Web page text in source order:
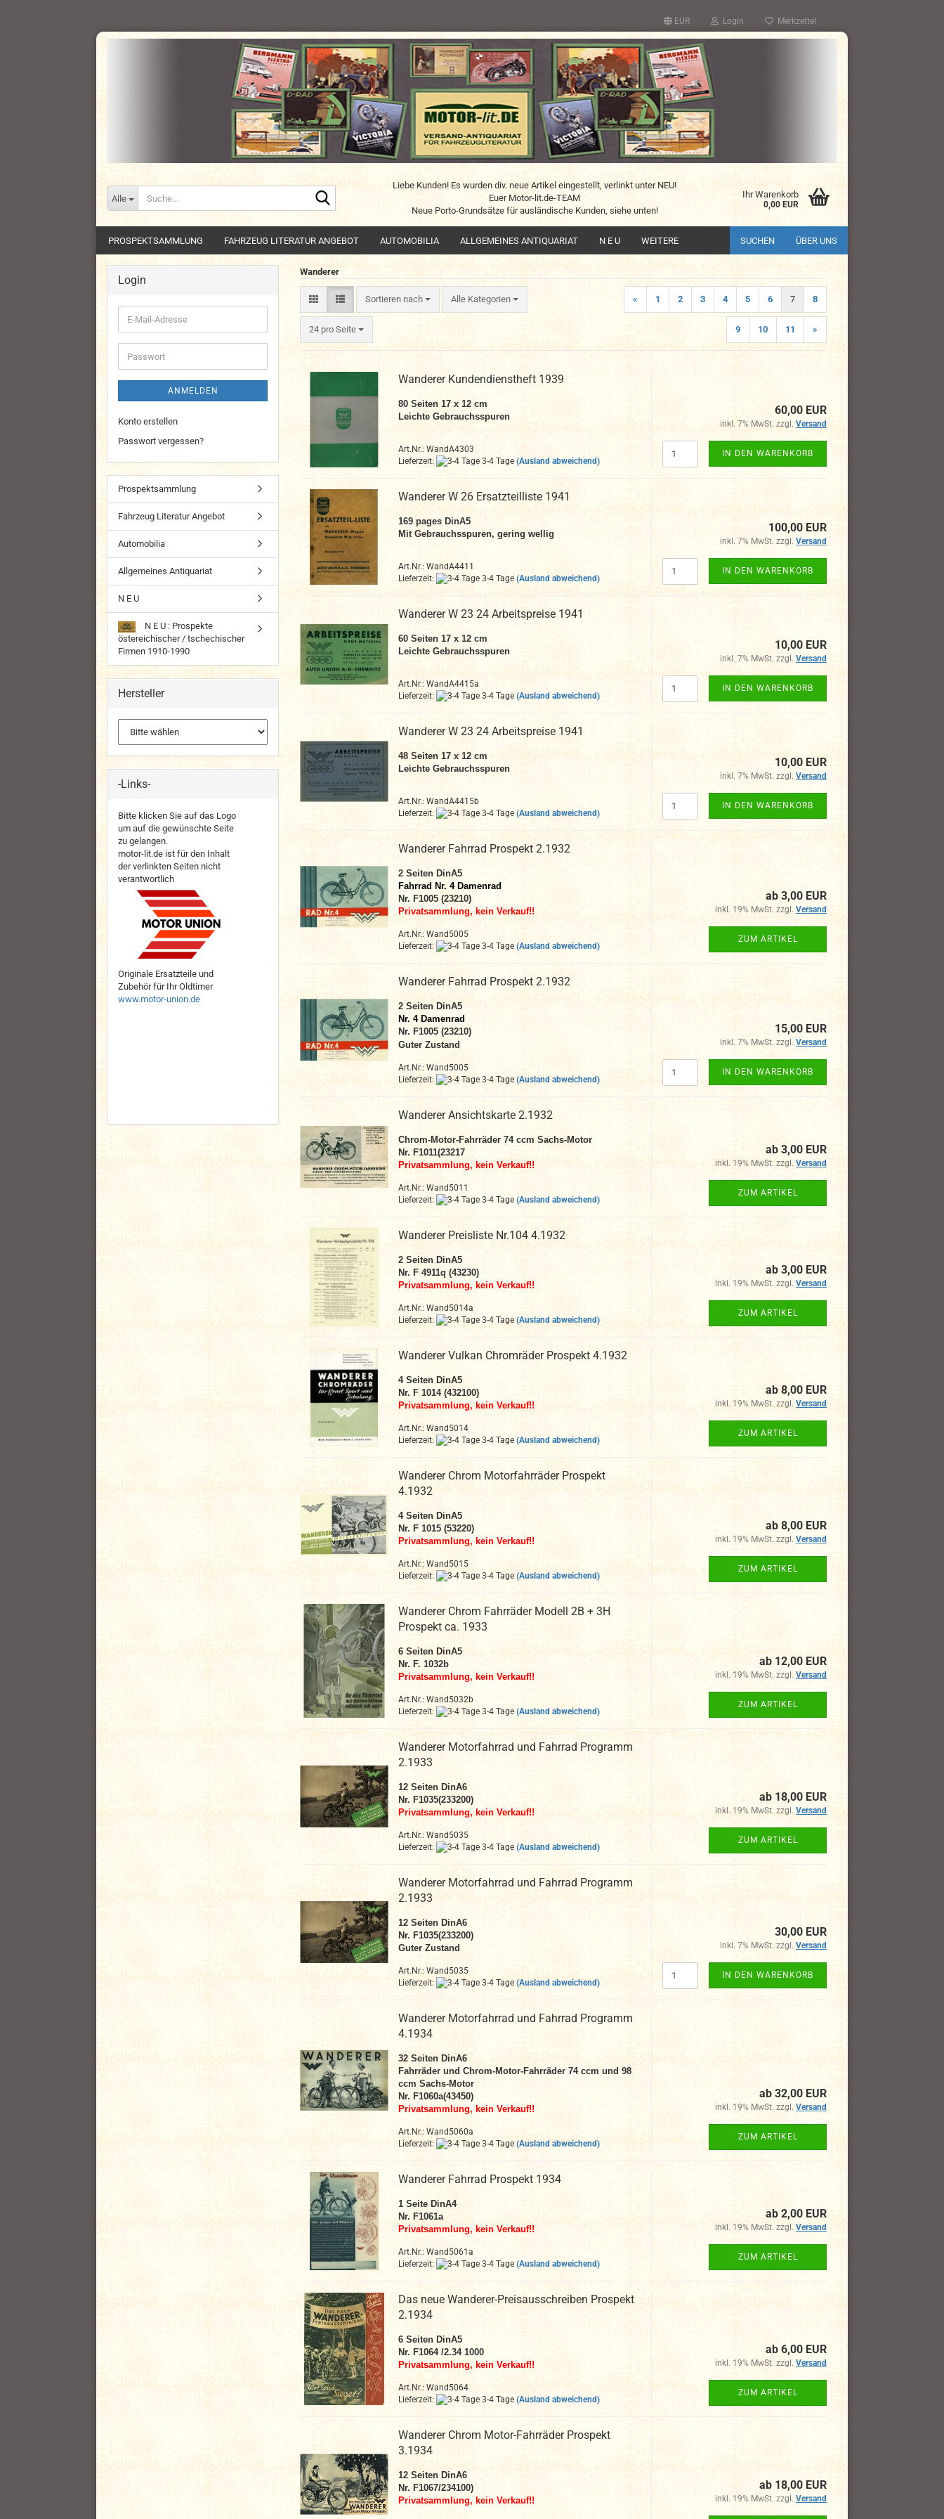
EUR Login Merkzettel
Alle
Liebe Kunden! Es wurden div. neue Artikel eingestellt, verlinkt unter NEU!
Euer Motor-lit.de-TEAM
Neue Porto-Grundsätze für ausländische Kunden, siehe unten!
Ihr Warenkorb
0,00 EUR
PROSPEKTSAMMLUNG FAHRZEUG LITERATUR ANGEBOT AUTOMOBILIA ALLGEMEINES ANTIQUARIAT N E U SUCHEN ÜBER UNS
WEITERE
Wanderer
Sortieren nach
Sortieren nach Alle Kategorien
24 pro Seite
pro Seite
« 1 2 3 4 5 6 7 8
9 10 11 »
Wanderer Kundendienstheft 1939
80 Seiten 17 x 12 cm
Leichte Gebrauchsspuren
Art.Nr.: WandA4303
Lieferzeit:
3-4 Tage (Ausland abweichend)
60,00 EUR
inkl. 7% MwSt. zzgl. Versand
IN DEN WARENKORB
Wanderer W 26 Ersatzteilliste 1941
169pages DinA5
Mit Gebrauchsspuren, gering wellig
Art.Nr.: WandA4411
Lieferzeit:
3-4 Tage (Ausland abweichend)
100,00 EUR
inkl. 7% MwSt. zzgl. Versand
IN DEN WARENKORB
Wanderer W 23 24 Arbeitspreise 1941
60 Seiten 17 x 12 cm
Leichte Gebrauchsspuren
Art.Nr.: WandA4415a
Lieferzeit:
3-4 Tage (Ausland abweichend)
10,00 EUR
inkl. 7% MwSt. zzgl. Versand
IN DEN WARENKORB
Wanderer W 23 24 Arbeitspreise 1941
48 Seiten 17 x 12 cm
Leichte Gebrauchsspuren
Art.Nr.: WandA4415b
Lieferzeit:
3-4 Tage (Ausland abweichend)
10,00 EUR
inkl. 7% MwSt. zzgl. Versand
IN DEN WARENKORB
Wanderer Fahrrad Prospekt 2.1932
2Seiten DinA5
Fahrrad Nr. 4 Damenrad
Nr. F1005 (23210)
Privatsammlung, kein Verkauf!!
Art.Nr.: Wand5005
Lieferzeit:
3-4 Tage (Ausland abweichend)
ab 3,00 EUR
inkl. 19% MwSt. zzgl. Versand
ZUM ARTIKEL
Wanderer Fahrrad Prospekt 2.1932
2 Seiten DinA5
Nr. 4 Damenrad
Nr. F1005 (23210)
Guter Zustand
Art.Nr.: Wand5005
Lieferzeit:
3-4 Tage (Ausland abweichend)
15,00 EUR
inkl. 7% MwSt. zzgl. Versand
IN DEN WARENKORB
Wanderer Ansichtskarte 2.1932
Chrom-Motor-Fahrräder 74 ccm Sachs-Motor
Nr. F1011(23217
Privatsammlung, kein Verkauf!!
Art.Nr.: Wand5011
Lieferzeit:
3-4 Tage (Ausland abweichend)
ab 3,00 EUR
inkl. 19% MwSt. zzgl. Versand
ZUM ARTIKEL
Wanderer Preisliste Nr.104 4.1932
2 Seiten DinA5
Nr. F 4911q (43230)
Privatsammlung, kein Verkauf!!
Art.Nr.: Wand5014a
Lieferzeit:
3-4 Tage (Ausland abweichend)
ab 3,00 EUR
inkl. 19% MwSt. zzgl. Versand
ZUM ARTIKEL
Wanderer Vulkan Chromräder Prospekt 4.1932
4 Seiten DinA5
Nr. F 1014 (432100)
Privatsammlung, kein Verkauf!!
Art.Nr.: Wand5014
Lieferzeit:
3-4 Tage (Ausland abweichend)
ab 8,00 EUR
inkl. 19% MwSt. zzgl. Versand
ZUM ARTIKEL
Wanderer Chrom Motorfahrräder Prospekt
4.1932
4 Seiten DinA5
Nr. F 1015 (53220)
Privatsammlung, kein Verkauf!!
Art.Nr.: Wand5015
Lieferzeit:
3-4 Tage (Ausland abweichend)
ab 8,00 EUR
inkl. 19% MwSt. zzgl. Versand
ZUM ARTIKEL
Wanderer Chrom Fahrräder Modell 2B + 3H
Prospekt ca. 1933
6 Seiten DinA5
Nr. F. 1032b
Privatsammlung, kein Verkauf!!
Art.Nr.: Wand5032b
Lieferzeit:
3-4 Tage (Ausland abweichend)
ab 12,00 EUR
inkl. 19% MwSt. zzgl. Versand
ZUM ARTIKEL
Wanderer Motorfahrrad und Fahrrad Programm
2.1933
12 Seiten DinA6
Nr. F1035(233200)
Privatsammlung, kein Verkauf!!
Art.Nr.: Wand5035
Lieferzeit:
3-4 Tage (Ausland abweichend)
ab 18,00 EUR
inkl. 19% MwSt. zzgl. Versand
ZUM ARTIKEL
Wanderer Motorfahrrad und Fahrrad Programm
2.1933
12 Seiten DinA6
Nr. F1035(233200)
Guter Zustand
Art.Nr.: Wand5035
Lieferzeit:
3-4 Tage (Ausland abweichend)
30,00 EUR
inkl. 7% MwSt. zzgl. Versand
IN DEN WARENKORB
Wanderer Motorfahrrad und Fahrrad Programm
4.1934
32 Seiten DinA6
Fahrräder und Chrom-Motor-Fahrräder 74 ccm und 98
ccm Sachs-Motor
Nr. F1060a(43450)
Privatsammlung, kein Verkauf!!
Art.Nr.: Wand5060a
Lieferzeit:
3-4 Tage (Ausland abweichend)
ab 32,00 EUR
inkl. 19% MwSt. zzgl. Versand
ZUM ARTIKEL
Wanderer Fahrrad Prospekt 1934
1 Seite DinA4
Nr. F1061a
Privatsammlung, kein Verkauf!!
Art.Nr.: Wand5061a
Lieferzeit:
3-4 Tage (Ausland abweichend)
ab 2,00 EUR
inkl. 19% MwSt. zzgl. Versand
ZUM ARTIKEL
Das neue Wanderer-Preisausschreiben Prospekt
2.1934
6Seiten DinA5
Nr. F1064 /2.34 1000
Privatsammlung, kein Verkauf!!
Art.Nr.: Wand5064
Lieferzeit:
3-4 Tage (Ausland abweichend)
ab 6,00 EUR
inkl. 19% MwSt. zzgl. Versand
ZUM ARTIKEL
Wanderer Chrom Motor-Fahrräder Prospekt
3.1934
12 Seiten DinA6
Nr. F1067/234100)
Privatsammlung, kein Verkauf!!
ab 18,00 EUR
inkl. 19% MwSt. zzgl. Versand
Login
E-
Mail-
Adresse
Passwort
ANMELDEN
Konto erstellen
Passwort vergessen?
Prospektsammlung
Fahrzeug Literatur Angebot
Automobilia
Allgemeines Antiquariat
N E U
N E U : Prospekte
östereichischer / tschechischer
Firmen 1910-1990
Hersteller
-Links-
Bitte klicken Sie auf das Logo
um auf die gewünschte Seite
zu gelangen.
motor-lit.de ist für den Inhalt
der verlinkten Seiten nicht
verantwortlich
Originale Ersatzteile und
Zubehör für Ihr Oldtimer
www.motor-union.de